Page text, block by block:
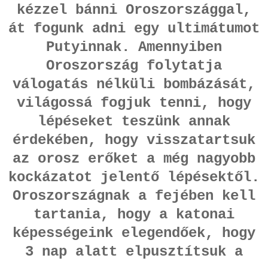
kézzel bánni Oroszországgal,
át fogunk adni egy ultimátumot
Putyinnak. Amennyiben
Oroszország folytatja
válogatás nélküli bombázását,
világossá fogjuk tenni, hogy
lépéseket teszünk annak
érdekében, hogy visszatartsuk
az orosz erőket a még nagyobb
kockázatot jelentő lépésektől.
Oroszországnak a fejében kell
tartania, hogy a katonai
képességeink elegendőek, hogy
3 nap alatt elpusztítsuk a